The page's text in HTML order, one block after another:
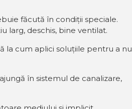
făcută în condiții speciale.
larg, deschis, bine ventilat.
la cum aplici soluțiile pentru a nu
în sistemul de canalizare,